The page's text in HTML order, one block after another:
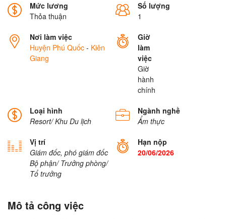
Mức lương
Thỏa thuận
Số lượng
1
Nơi làm việc
Huyện Phú Quốc - Kiên
Giang
Giờ
làm
việc
Giờ
hành
chính
Loại hình
Resort/ Khu Du lịch
Ngành nghề
Ẩm thực
Vị trí
Giám đốc, phó giám đốc
Bộ phận/ Trưởng phòng/
Tổ trưởng
Hạn nộp
20/06/2026
Mô tả công việc